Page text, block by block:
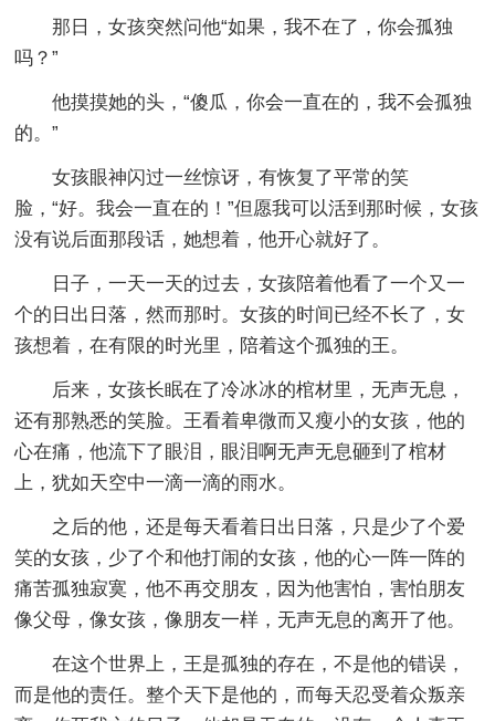
那日，女孩突然问他“如果，我不在了，你会孤独
吗？”
他摸摸她的头，“傻瓜，你会一直在的，我不会孤独
的。”
女孩眼神闪过一丝惊讶，有恢复了平常的笑
脸，“好。我会一直在的！”但愿我可以活到那时候，女孩
没有说后面那段话，她想着，他开心就好了。
日子，一天一天的过去，女孩陪着他看了一个又一
个的日出日落，然而那时。女孩的时间已经不长了，女
孩想着，在有限的时光里，陪着这个孤独的王。
后来，女孩长眠在了冷冰冰的棺材里，无声无息，
还有那熟悉的笑脸。王看着卑微而又瘦小的女孩，他的
心在痛，他流下了眼泪，眼泪啊无声无息砸到了棺材
上，犹如天空中一滴一滴的雨水。
之后的他，还是每天看着日出日落，只是少了个爱
笑的女孩，少了个和他打闹的女孩，他的心一阵一阵的
痛苦孤独寂寞，他不再交朋友，因为他害怕，害怕朋友
像父母，像女孩，像朋友一样，无声无息的离开了他。
在这个世界上，王是孤独的存在，不是他的错误，
而是他的责任。整个天下是他的，而每天忍受着众叛亲